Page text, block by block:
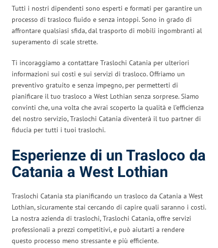
Tutti i nostri dipendenti sono esperti e formati per garantire un
processo di trasloco fluido e senza intoppi. Sono in grado di
affrontare qualsiasi sfida, dal trasporto di mobili ingombranti al
superamento di scale strette.
Ti incoraggiamo a contattare Traslochi Catania per ulteriori
informazioni sui costi e sui servizi di trasloco. Offriamo un
preventivo gratuito e senza impegno, per permetterti di
pianificare il tuo trasloco a West Lothian senza sorprese. Siamo
convinti che, una volta che avrai scoperto la qualità e l’efficienza
del nostro servizio, Traslochi Catania diventerà il tuo partner di
fiducia per tutti i tuoi traslochi.
Esperienze di un Trasloco da
Catania a West Lothian
Traslochi Catania sta pianificando un trasloco da Catania a West
Lothian, sicuramente stai cercando di capire quali saranno i costi.
La nostra azienda di traslochi, Traslochi Catania, offre servizi
professionali a prezzi competitivi, e può aiutarti a rendere
questo processo meno stressante e più efficiente.